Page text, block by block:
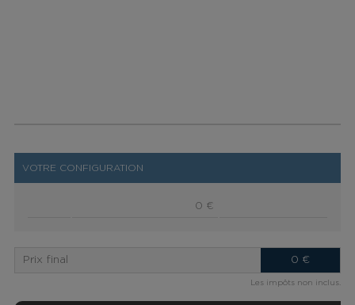
VOTRE CONFIGURATION
0 €
Prix final 0 €
Les impôts non inclus.